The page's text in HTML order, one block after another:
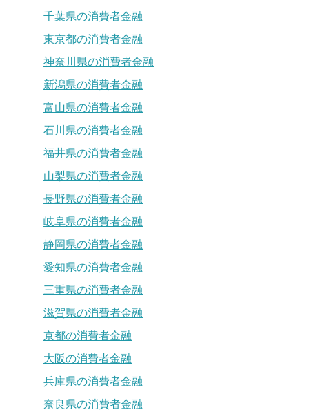
千葉県の消費者金融
東京都の消費者金融
神奈川県の消費者金融
新潟県の消費者金融
富山県の消費者金融
石川県の消費者金融
福井県の消費者金融
山梨県の消費者金融
長野県の消費者金融
岐阜県の消費者金融
静岡県の消費者金融
愛知県の消費者金融
三重県の消費者金融
滋賀県の消費者金融
京都の消費者金融
大阪の消費者金融
兵庫県の消費者金融
奈良県の消費者金融